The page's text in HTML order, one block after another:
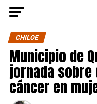
CHILOE
Municipio de
jornada
cáncer en